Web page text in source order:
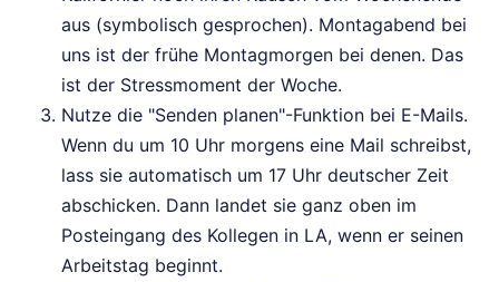
aus (symbolisch gesprochen). Montagabend bei
uns ist der frühe Montagmorgen bei denen. Das
ist der Stressmoment der Woche.
Nutze die "Senden planen"-Funktion bei E-Mails.
Wenn du um 10 Uhr morgens eine Mail schreibst,
lass sie automatisch um 17 Uhr deutscher Zeit
abschicken. Dann landet sie ganz oben im
Posteingang des Kollegen in LA, wenn er seinen
Arbeitstag beginnt.